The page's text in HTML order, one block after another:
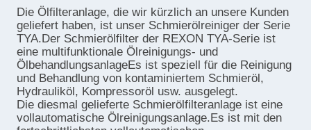
Die Ölfilteranlage, die wir kürzlich an unsere Kunden
geliefert haben, ist unser Schmierölreiniger der Serie
TYA.Der Schmierölfilter der REXON TYA-Serie ist
eine multifunktionale Ölreinigungs- und
ÖlbehandlungsanlageEs ist speziell für die Reinigung
und Behandlung von kontaminiertem Schmieröl,
Hydrauliköl, Kompressoröl usw. ausgelegt.
Die diesmal gelieferte Schmierölfilteranlage ist eine
vollautomatische Ölreinigungsanlage.Es ist mit den